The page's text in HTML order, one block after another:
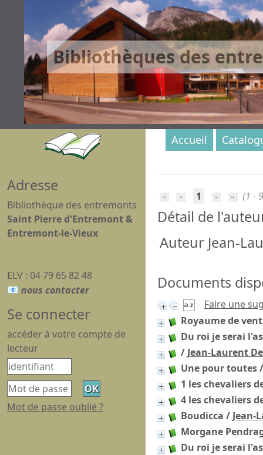
Bibliothèques des
1 (1 -
Détail de
Auteur Jean-
Documents
Faire une
Royaume de
Du roi je serai
/ Jean-Laurent
Une pour toutes
1 les chevaliers
4 les chevaliers
Boudicca / Jean-
Morgane
Du roi je serai
Accueil
Adresse
Bibliothèque des entremonts
Saint Pierre d'Entremont &
Entremont-le-Vieux
ELV : 04 79 65 82 48
Se connecter
accéder à votre compte de
lecteur
Mot de passe oublié ?